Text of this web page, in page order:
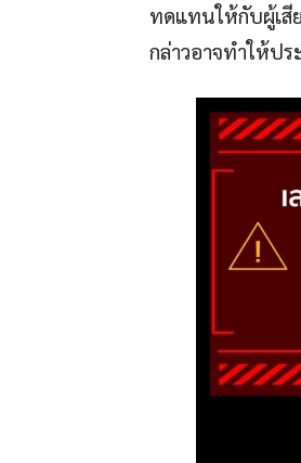
ทดแทนให้กับผู้เสี
กล่าวอาจทำให้ป